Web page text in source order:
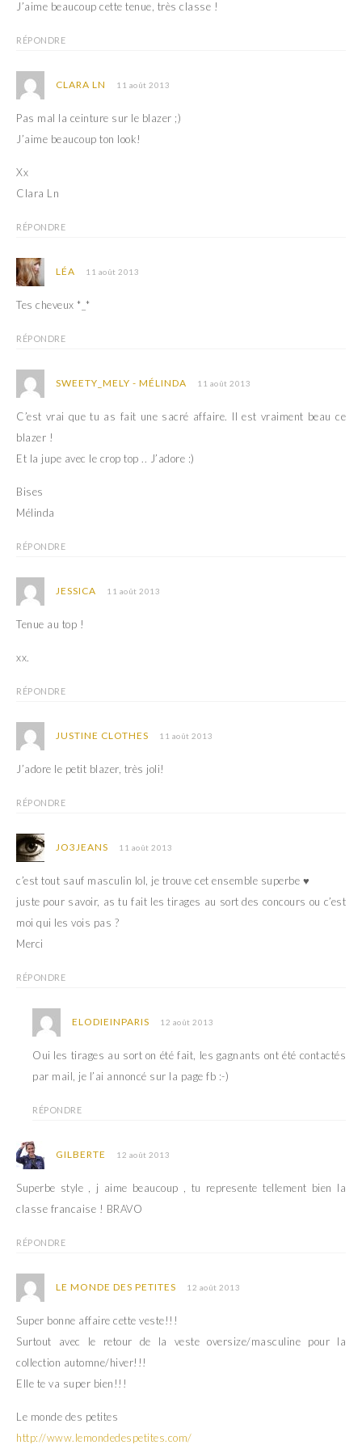
J’aime beaucoup cette tenue, très classe !
RÉPONDRE
CLARA LN 11 août 2013
Pas mal la ceinture sur le blazer ;)
J’aime beaucoup ton look!
Xx
Clara Ln
RÉPONDRE
LÉA 11 août 2013
Tes cheveux *_*
RÉPONDRE
SWEETY_MELY - MÉLINDA 11 août 2013
C’est vrai que tu as fait une sacré affaire. Il est vraiment beau ce
blazer !
Et la jupe avec le crop top .. J’adore :)
Bises
Mélinda
RÉPONDRE
JESSICA 11 août 2013
Tenue au top !
xx.
RÉPONDRE
JUSTINE CLOTHES 11 août 2013
J’adore le petit blazer, très joli!
RÉPONDRE
JO3JEANS 11 août 2013
c’est tout sauf masculin lol, je trouve cet ensemble superbe ♥
juste pour savoir, as tu fait les tirages au sort des concours ou c’est
moi qui les vois pas ?
Merci
RÉPONDRE
ELODIEINPARIS 12 août 2013
Oui les tirages au sort on été fait, les gagnants ont été contactés
par mail, je l’ai annoncé sur la page fb :-)
RÉPONDRE
GILBERTE 12 août 2013
Superbe style , j aime beaucoup , tu represente tellement bien la
classe francaise ! BRAVO
RÉPONDRE
LE MONDE DES PETITES 12 août 2013
Super bonne affaire cette veste!!!
Surtout avec le retour de la veste oversize/masculine pour la
collection automne/hiver!!!
Elle te va super bien!!!
Le monde des petites
http://www.lemondedespetites.com/